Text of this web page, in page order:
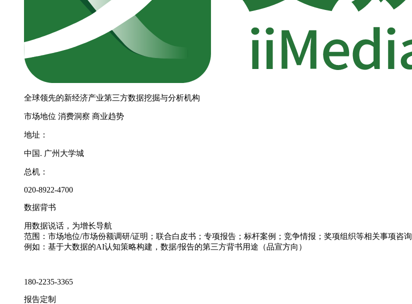
全球领先的新经济产业第三方数据挖掘与分析机构
市场地位 消费洞察 商业趋势
地址：
中国. 广州大学城
总机：
020-8922-4700
数据背书
用数据说话，为增长导航
范围：市场地位/市场份额调研/证明；联合白皮书；专项报告；标杆案例；竞争情报；奖项组织等相关事项咨询
例如：基于大数据的AI认知策略构建，数据/报告的第三方背书用途（品宣方向）
180-2235-3365
报告定制